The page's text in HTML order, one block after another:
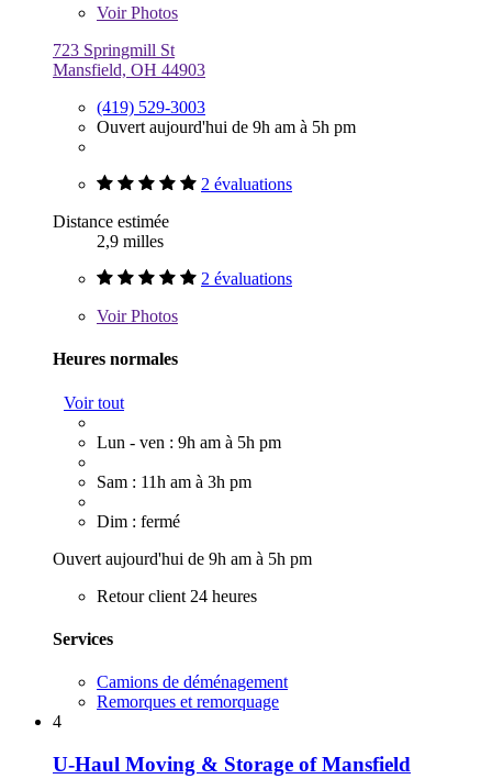
VoirPhotos
723 Springmill St
Mansfield, OH 44903
(419) 529-3003
Ouvert aujourd'hui de 9h am à 5h pm
2 évaluations
Distance estimée
2,9 milles
2 évaluations
VoirPhotos
Heures normales
Voir tout
Lun - ven : 9h am à 5h pm
Sam : 11h am à 3h pm
Dim : fermé
Ouvert aujourd'hui de 9h am à 5h pm
Retour client 24 heures
Services
Camions de déménagement
Remorques et remorquage
4
U-Haul Moving & Storage of Mansfield